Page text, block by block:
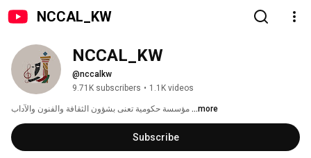
NCCAL_KW
NCCAL_KW
@nccalkw
9.71K subscribers • 1.1K videos
...more
Subscribe